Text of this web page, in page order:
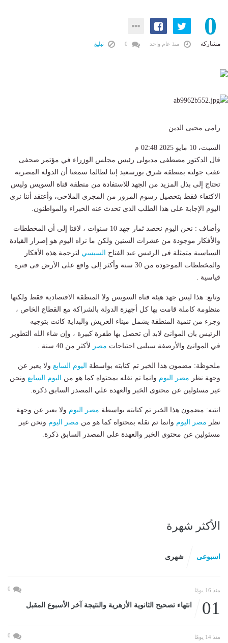
0
مشاركة منذ عام واحد تبليغ
رامى محيى الدين
السبت، 10 مايو 2025 02:48 م
قال الدكتور مصطفى مدبولى رئيس مجلس الوزراء في مؤتمر صحفى
عقب جولته بمنطقة شرق بورسعيد إننا لطالما سمعنا أن الدولة المصرية
تحتاج إلى بذل المزيد من الجهد للاستفادة من منطقة قناة السويس وليس
الاكتفاء فقط بتحصيل رسوم المرور من المجرى الملاحى، وأعتقد أننا نرى
اليوم الإجابة على هذا الطلب الذى تحدث عنه الخبراء والمواطنون.
وأضاف : نحن اليوم نحصد ثمار جهد 10 سنوات ، لافتا إلى أن المخططات
والأفكار موجودة من عشرات السنين ولكن ما نراه اليوم هو إصرار القيادة
السياسية متمثلة فى الرئيس عبد الفتاح السيسي لترجمة هذه الأفكار
والمخططات الموجودة من 30 سنة وأكثر إلى واقع على الأرض فى فترة
قياسية .
وتابع: هذا ليس جهد هيئة قناة السويس ولا المنطقة الاقتصادية فقط ولكنها
منظومة كاملة قامت بها كل أجهزة الدولة بالشراكة مع القطاع الخاص ،
وجزء من تنمية المنطقة يشمل ميناء العريش والبداية كانت بتوجيه
الرئيس بان الموانئ لابد أن تحصل بها طفرة كبيرة ، وإن شاء الله التطوير
في الموانئ والأرصفة سيلبى احتياجات مصر لأكثر من 40 سنة .
ملحوظة: مضمون هذا الخبر تم كتابته بواسطة اليوم السابع ولا يعبر عن
وجهة نظر مصر اليوم وانما تم نقله بمحتواه كما هو من اليوم السابع ونحن
غير مسئولين عن محتوى الخبر والعهدة علي المصدر السابق ذكرة.
انتبه: مضمون هذا الخبر تم كتابته بواسطة مصر اليوم ولا يعبر عن وجهة
نظر مصر اليوم وانما تم نقله بمحتواه كما هو من مصر اليوم ونحن غير
مسئولين عن محتوى الخبر والعهدة علي المصدر السابق ذكرة.
الأكثر شهرة
اسبوعى شهرى
منذ 16 يومًا 0
01 انتهاء تصحيح الثانوية الأزهرية والنتيجة آخر الأسبوع المقبل
منذ 14 يومًا 0